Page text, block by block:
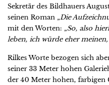
Sekretär des Bildhauers
seinen Roman „Die
mit den Worten: „So, also
leben, ich würde eher meinen,
Rilkes Worte bezogen sich
seiner 33 Meter hohen
der 40 Meter hohen, farbigen